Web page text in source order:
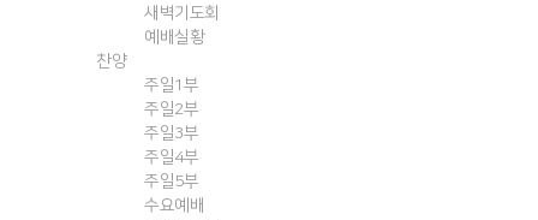
새벽기도회
예배실황
찬양
주일1부
주일2부
주일3부
주일4부
주일5부
수요예배